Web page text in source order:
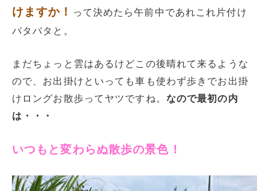
けますか！
って決めたら午前中であれこれ片付け
バタバタと。
まだちょっと雲はあるけどこの後晴れて来るような
ので、お出掛けといっても車も使わず歩きでお出掛
けロングお散歩ってヤツですね。 なので最初の内
は・・・
いつもと変わらぬ散歩の景色！